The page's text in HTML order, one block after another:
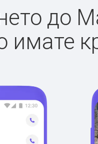
до
имате